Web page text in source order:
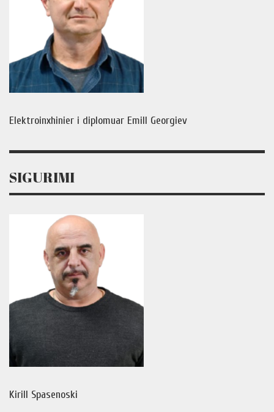
Elektroinxhinier i diplomuar Emill Georgiev
SIGURIMI
Kirill Spasenoski